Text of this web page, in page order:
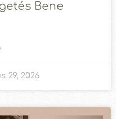
Bene
29, 2026